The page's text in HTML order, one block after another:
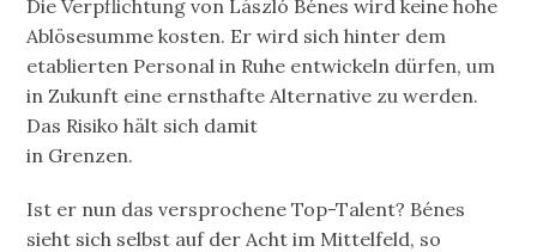
Die Verpflichtung von László Bénes wird keine hohe
Ablösesumme kosten. Er wird sich hinter dem
etablierten Personal in Ruhe entwickeln dürfen, um
in Zukunft eine ernsthafte Alternative zu werden.
Das Risiko hält sich damit
in Grenzen.
Ist er nun das versprochene Top-Talent? Bénes
sieht sich selbst auf der Acht im Mittelfeld, so